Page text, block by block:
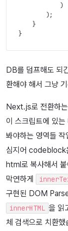
)
) ;
}
}
DB를 덤프해도 되
환해야 해서 그냥
Next.js로 전환하
이 스크립트에 있
봐야하는 영역들
심지어 codeblock
html로 복사해서
막연하게
구현된 DOM
innerHTML 을 읽
체 검색으로 치환